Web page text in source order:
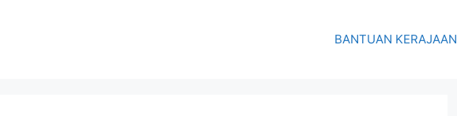
BANTUAN KERAJAAN